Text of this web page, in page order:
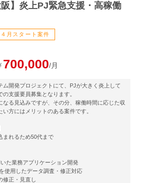
阪】炎上PJ緊急支援・高稼働
４月スタート案件
700,000/月
ム開発プロジェクトにて、PJが大きく炎上して
の支援要員募集となります。
なる見込みですが、その分、稼働時間に応じた収
い方にはメリットのある案件です。
まれるため50代まで
た業務アプリケーション開発
使用したデータ調査・修正対応
修正・見直し